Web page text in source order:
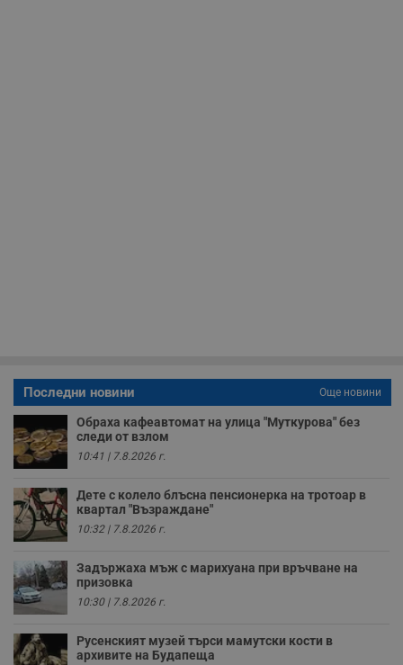
Последни новини Още новини
Обраха кафеавтомат на улица "Муткурова" без
следи от взлом
10:41 | 7.8.2026 г.
Дете с колело блъсна пенсионерка на тротоар в
квартал "Възраждане"
10:32 | 7.8.2026 г.
Задържаха мъж с марихуана при връчване на
призовка
10:30 | 7.8.2026 г.
Русенският музей търси мамутски кости в
архивите на Будапеща
Име Домейн
Валиден
до
__RequestVerificationToken
Microsoft
Сесия